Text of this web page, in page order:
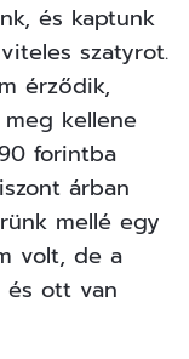
és kaptunk
szatyrot.
érződik,
kellene
forintba
árban
mellé egy
volt, de a
és ott van